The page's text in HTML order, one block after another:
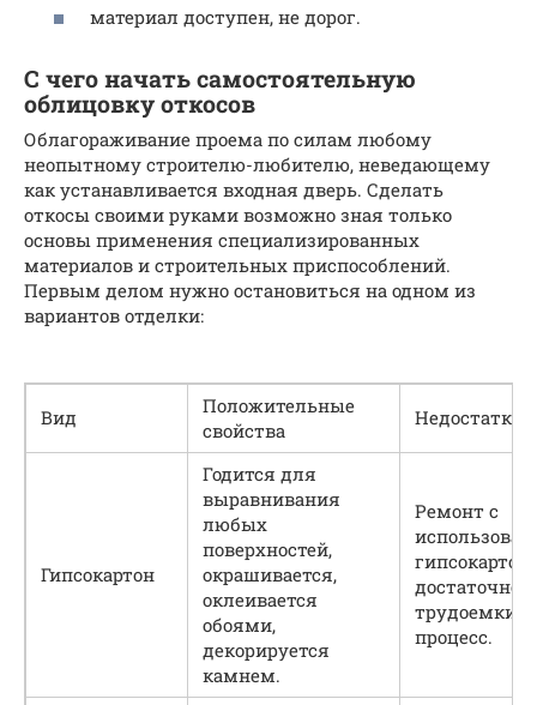
материал доступен, не дорог.
С чего начать самостоятельную
облицовку откосов
Облагораживание проема по силам любому
неопытному строителю-любителю, неведающему
как устанавливается входная дверь. Сделать
откосы своими руками возможно зная только
основы применения специализированных
материалов и строительных приспособлений.
Первым делом нужно остановиться на одном из
вариантов отделки:
Вид
Положительные
свойства
Недостатки
Гипсокартон
Годится для
выравнивания
любых
поверхностей,
окрашивается,
оклеивается
обоями,
декорируется
камнем.
Ремонт с
достаточно
трудоемкий
процесс.